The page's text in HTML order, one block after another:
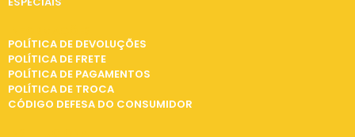
POLÍTICA DE DEVOLUÇÕES
POLÍTICA DE FRETE
POLÍTICA DE PAGAMENTOS
POLÍTICA DE TROCA
CÓDIGO DEFESA DO CONSUMIDOR